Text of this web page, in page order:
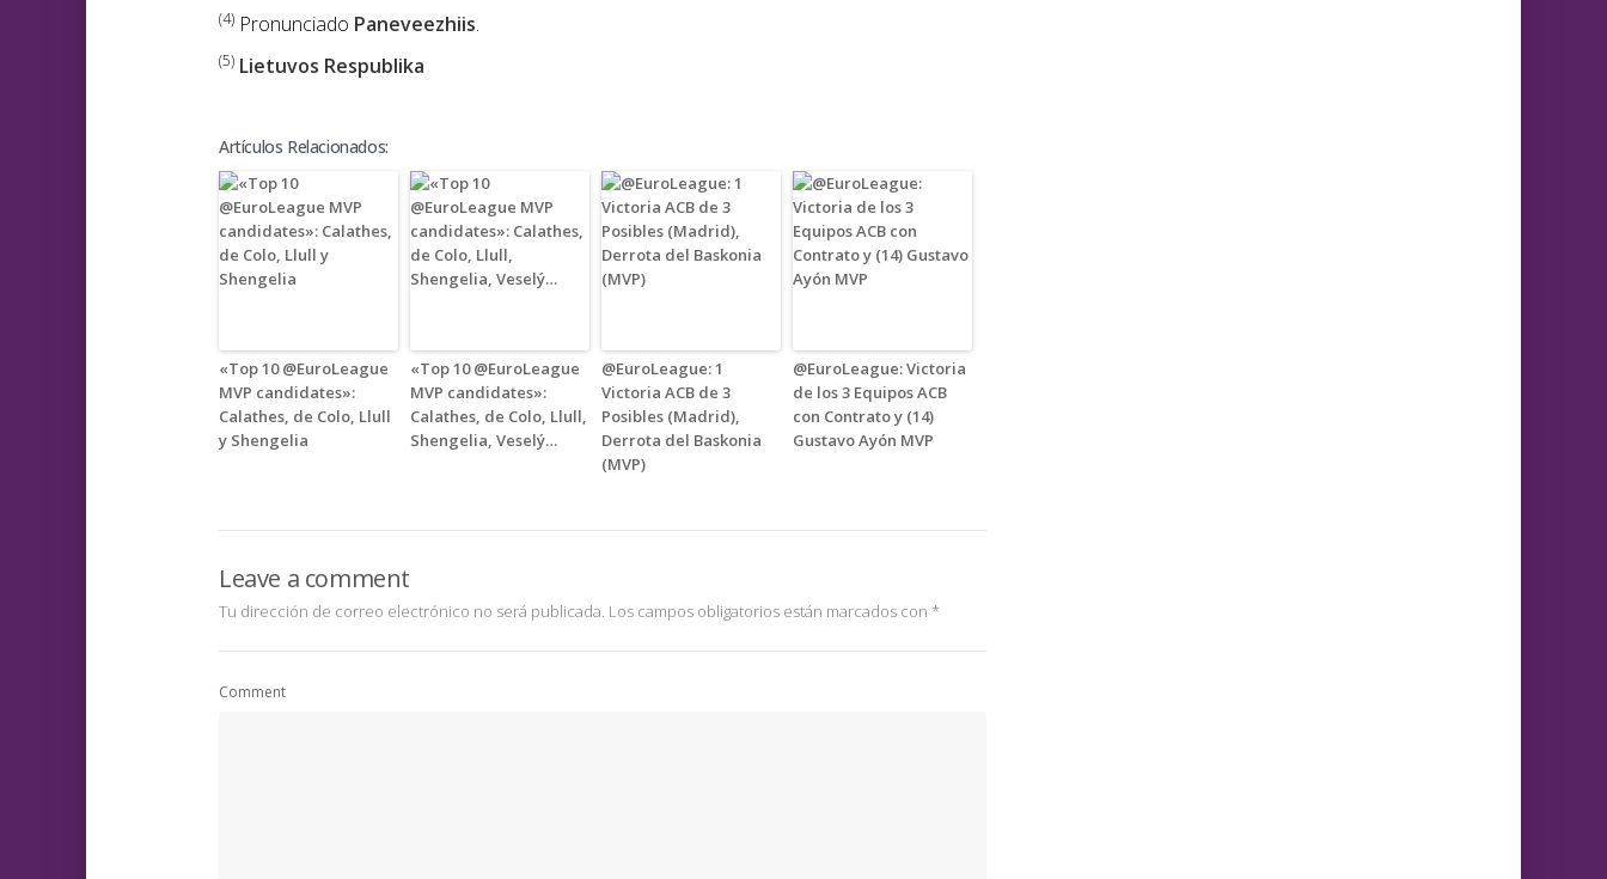
(4) Pronunciado Paneveezhiis.
(5) Lietuvos Respublika
Artículos Relacionados:
«Top 10 @EuroLeague
MVP candidates»:
Calathes, de Colo, Llull
y Shengelia
«Top 10 @EuroLeague
MVP candidates»:
Calathes, de Colo, Llull,
Shengelia, Veselý…
@EuroLeague: 1
Victoria ACB de 3
Posibles (Madrid),
Derrota del Baskonia
(MVP)
@EuroLeague: Victoria
de los 3 Equipos ACB
con Contrato y (14)
Gustavo Ayón MVP
Leave a comment
Tu dirección de correo electrónico no será publicada. Los campos obligatorios están marcados con *
Comment